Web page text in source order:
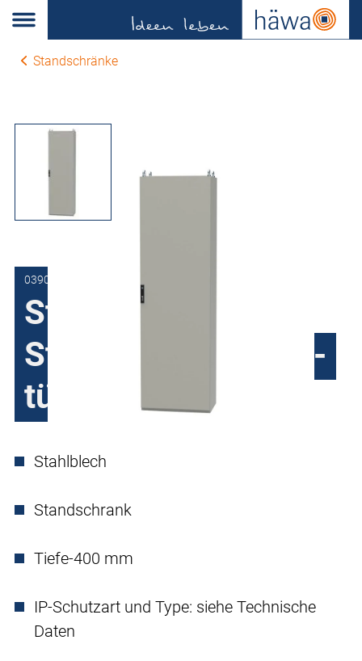
Standschränke
0390-8014-40-17
Standschrank
Stahlblech H390, 1-
türig
Stahlblech
Standschrank
Tiefe-400 mm
IP-Schutzart und Type: siehe Technische
Daten